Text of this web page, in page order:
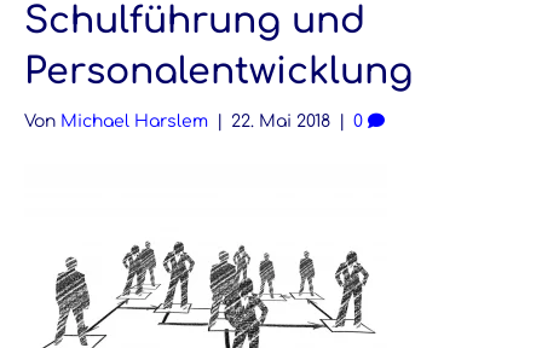
Schulführung und
Personalentwicklung
Von Michael Harslem 22. Mai 2018 0